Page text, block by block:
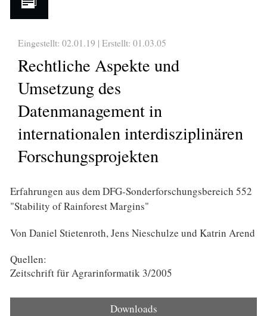
Eingestellt: 02.01.19 | Erstellt: 01.03.05
Rechtliche Aspekte und
Umsetzung des
Datenmanagement in
internationalen interdisziplinären
Forschungsprojekten
Erfahrungen aus dem DFG-Sonderforschungsbereich 552
"Stability of Rainforest Margins"
Von Daniel Stietenroth, Jens Nieschulze und Katrin Arend
Quellen:
Zeitschrift für Agrarinformatik 3/2005
Downloads